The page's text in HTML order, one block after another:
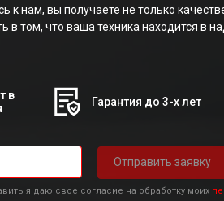
к нам, вы получаете не только
в том, что ваша техника находится в
в
Гарантия до 3-х лет
Отправить заявку
я даю свое согласие на обработку моих